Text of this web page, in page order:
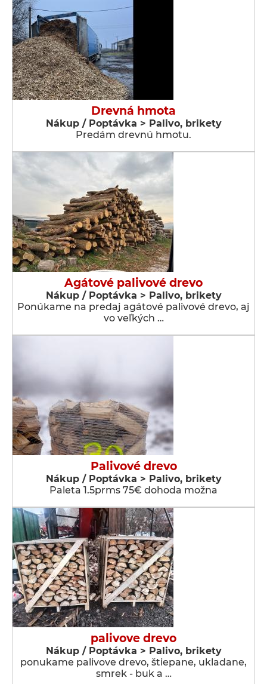
Drevná hmota
Nákup / Poptávka > Palivo, brikety
Predám drevnú hmotu.
Agátové palivové drevo
Nákup / Poptávka > Palivo, brikety
Ponúkame na predaj agátové palivové drevo, aj
vo veľkých …
Palivové drevo
Nákup / Poptávka > Palivo, brikety
Paleta 1.5prms 75€ dohoda možna
palivove drevo
Nákup / Poptávka > Palivo, brikety
ponukame palivove drevo, štiepane, ukladane,
smrek - buk a …